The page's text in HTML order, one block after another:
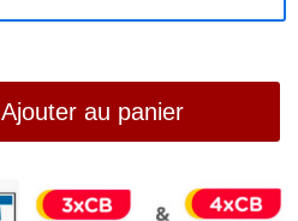
Ajouter au panier